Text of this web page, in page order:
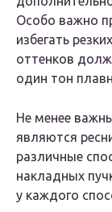
Особо важно
избегать
оттенков
один тон
Не менее
являются
различные
накладных
у каждого